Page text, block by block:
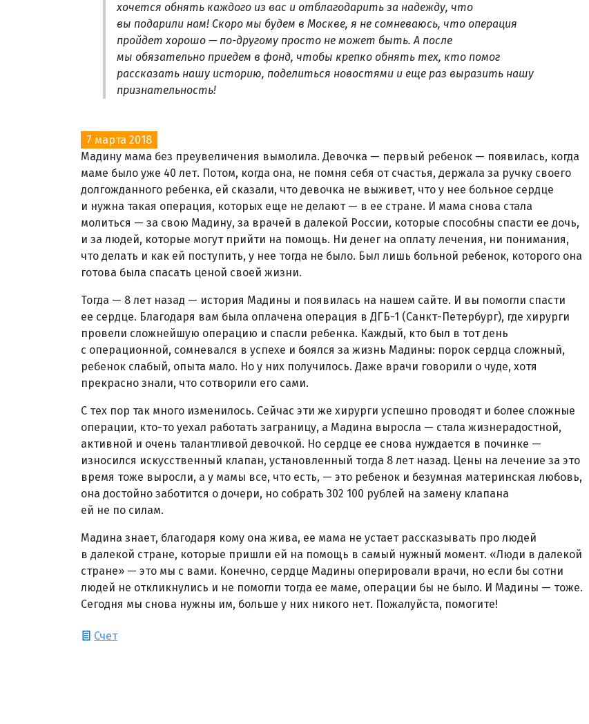
хочется обнять каждого из вас и отблагодарить за надежду, что
вы подарили нам! Скоро мы будем в Москве, я не сомневаюсь, что операция
пройдет хорошо — по-другому просто не может быть. А после
мы обязательно приедем в фонд, чтобы крепко обнять тех, кто помог
рассказать нашу историю, поделиться новостями и еще раз выразить нашу
признательность!
7 марта 2018
Мадину мама без преувеличения вымолила. Девочка — первый ребенок — появилась, когда
маме было уже 40 лет. Потом, когда она, не помня себя от счастья, держала за ручку своего
долгожданного ребенка, ей сказали, что девочка не выживет, что у нее больное сердце
и нужна такая операция, которых еще не делают — в ее стране. И мама снова стала
молиться — за свою Мадину, за врачей в далекой России, которые способны спасти ее дочь,
и за людей, которые могут прийти на помощь. Ни денег на оплату лечения, ни понимания,
что делать и как ей поступить, у нее тогда не было. Был лишь больной ребенок, которого она
готова была спасать ценой своей жизни.
Тогда — 8 лет назад — история Мадины и появилась на нашем сайте. И вы помогли спасти
ее сердце. Благодаря вам была оплачена операция в ДГБ-1 (Санкт-Петербург), где хирурги
провели сложнейшую операцию и спасли ребенка. Каждый, кто был в тот день
с операционной, сомневался в успехе и боялся за жизнь Мадины: порок сердца сложный,
ребенок слабый, опыта мало. Но у них получилось. Даже врачи говорили о чуде, хотя
прекрасно знали, что сотворили его сами.
С тех пор так много изменилось. Сейчас эти же хирурги успешно проводят и более сложные
операции, кто-то уехал работать заграницу, а Мадина выросла — стала жизнерадостной,
активной и очень талантливой девочкой. Но сердце ее снова нуждается в починке —
износился искусственный клапан, установленный тогда 8 лет назад. Цены на лечение за это
время тоже выросли, а у мамы все, что есть, — это ребенок и безумная материнская любовь,
она достойно заботится о дочери, но собрать 302 100 рублей на замену клапана
ей не по силам.
Мадина знает, благодаря кому она жива, ее мама не устает рассказывать про людей
в далекой стране, которые пришли ей на помощь в самый нужный момент. «Люди в далекой
стране» — это мы с вами. Конечно, сердце Мадины оперировали врачи, но если бы сотни
людей не откликнулись и не помогли тогда ее маме, операции бы не было. И Мадины — тоже.
Сегодня мы снова нужны им, больше у них никого нет. Пожалуйста, помогите!
Счет